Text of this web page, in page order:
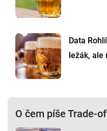
Data
ležák,
O čem píše Trade-